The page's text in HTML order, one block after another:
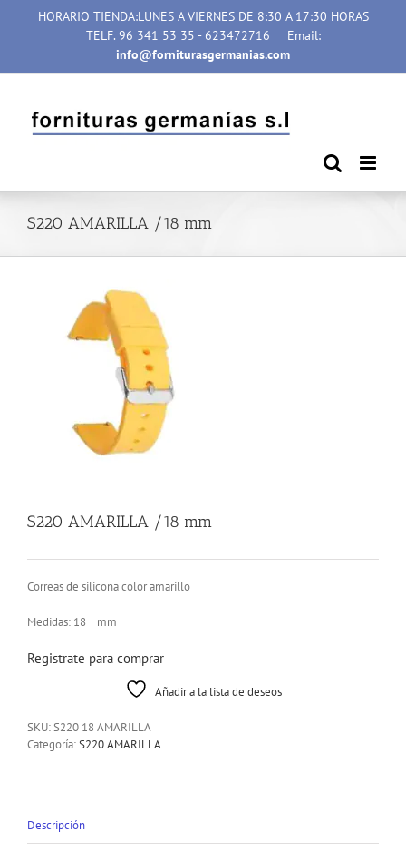
HORARIO TIENDA:LUNES A VIERNES DE 8:30 A 17:30 HORAS
TELF. 96 341 53 35 - 623472716
Email:
info@forniturasgermanias.com
S220 AMARILLA /18 mm
S220 AMARILLA /18 mm
Correas de silicona color amarillo
Medidas: 18 mm
Registrate para comprar
Añadir a la lista de deseos
SKU:S220 18 AMARILLA
Categoría:S220 AMARILLA
Descripción